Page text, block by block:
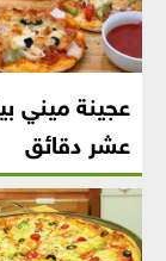
عجينة ميني
عشر دقائق